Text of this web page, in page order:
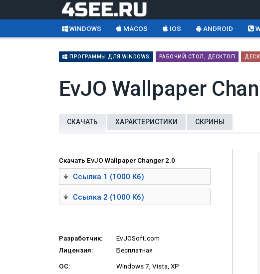
WINDOWS MACOS IOS ANDROID
ПРОГРАММЫ ДЛЯ WINDOWS РАБОЧИЙ СТОЛ, ДЕСКТОП
EvJO Wallpaper
СКАЧАТЬ ХАРАКТЕРИСТИКИ СКРИНЫ
Скачать EvJO Wallpaper Changer 2.0
Ссылка 1 (1000 Кб)
Ссылка 2 (1000 Кб)
Разработчик:
EvJOSoft.com
Лицензия:
Бесплатная
ОС:
Windows 7, Vista, XP